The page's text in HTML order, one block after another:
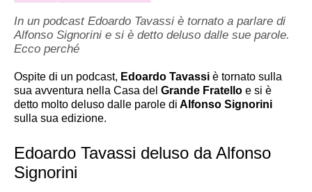
In un podcast Edoardo Tavassi è tornato a parlare di
Alfonso Signorini e si è detto deluso dalle sue parole.
Ecco perché
Ospite di un podcast, Edoardo Tavassi è tornato sulla
sua avventura nella Casa del Grande Fratello e si è
detto molto deluso dalle parole di Alfonso Signorini
sulla sua edizione.
Edoardo Tavassi deluso da Alfonso
Signorini